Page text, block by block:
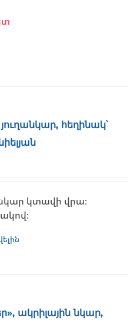
հեղինակ՝
կտավի վրա։
ակրիլային նկար,